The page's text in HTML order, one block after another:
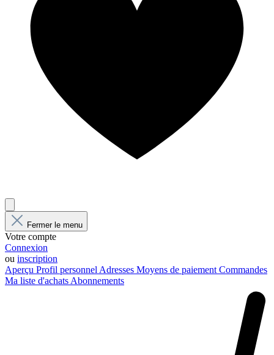
Fermer le menu
Votre compte
Connexion
ou inscription
Aperçu Profil personnel Adresses Moyens de paiement Commandes
Ma liste d'achats Abonnements